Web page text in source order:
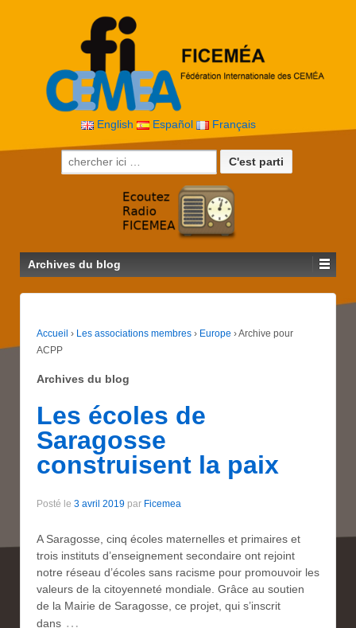
English Español Français
Recherche pour:
Archives du blog
Accueil › Les associations membres › Europe ›Archive pour
ACPP
Archives du blog
Les écoles de
Saragosse
construisent la paix
Posté le 3 avril 2019 par Ficemea
A Saragosse, cinq écoles maternelles et primaires et
trois instituts d’enseignement secondaire ont rejoint
notre réseau d’écoles sans racisme pour promouvoir les
valeurs de la citoyenneté mondiale. Grâce au soutien
de la Mairie de Saragosse, ce projet, qui s’inscrit
dans …